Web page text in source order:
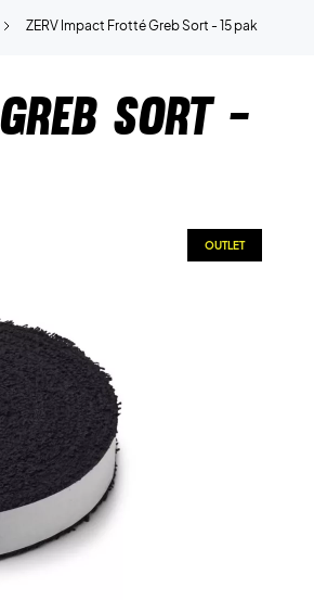
ZERV Impact Frotté Greb Sort - 15 pak
Sort -
OUTLET